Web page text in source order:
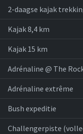
2-daagse kajak
Kajak 8,4 km
Kajak 15 km
Adrénaline @ The
Adrénaline extrême
Bush expeditie
Challengerpiste